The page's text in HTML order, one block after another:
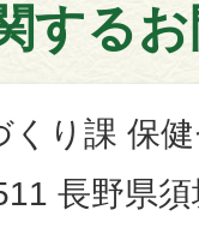
する
くり課 保
長野県